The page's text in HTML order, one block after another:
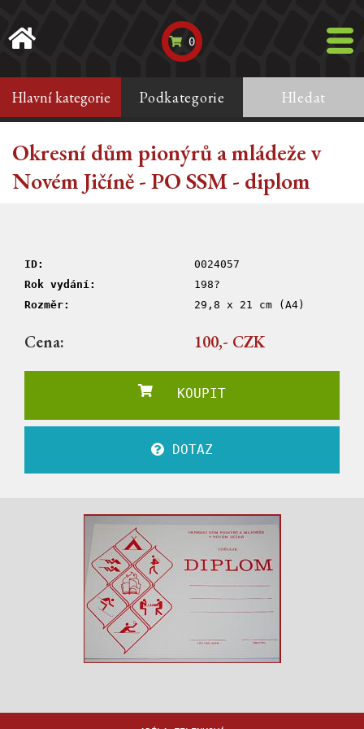
0
Hlavní kategorie Podkategorie Hledat
Okresní dům pionýrů a mládeže v
Novém Jičíně - PO SSM - diplom
ID:
0024057
Rok vydání:
198?
Rozměr:
29,8 x 21 cm (A4)
Cena: 100,- CZK
KOUPIT
DOTAZ